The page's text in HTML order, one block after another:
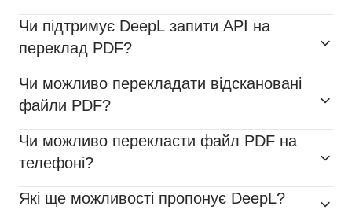
Чи підтримує DeepL запити API на
переклад PDF?
Чи можливо перекладати відскановані
файли PDF?
Чи можливо перекласти файл PDF на
телефоні?
Які ще можливості пропонує DeepL?